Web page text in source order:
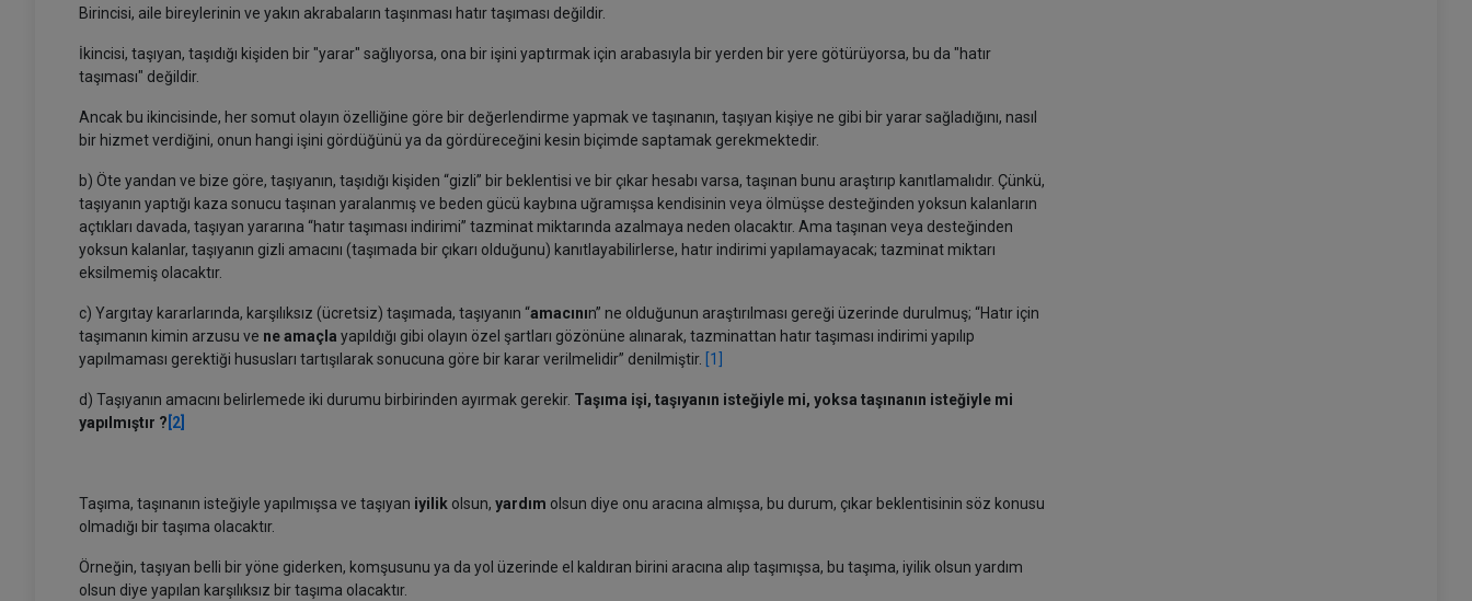
Birincisi, aile bireylerinin ve yakın akrabaların taşınması hatır taşıması değildir.
İkincisi, taşıyan, taşıdığı kişiden bir "yarar" sağlıyorsa, ona bir işini yaptırmak için arabasıyla bir yerden bir yere götürüyorsa, bu da "hatır
taşıması" değildir.
Ancak bu ikincisinde, her somut olayın özelliğine göre bir değerlendirme yapmak ve taşınanın, taşıyan kişiye ne gibi bir yarar sağladığını, nasıl
bir hizmet verdiğini, onun hangi işini gördüğünü ya da gördüreceğini kesin biçimde saptamak gerekmektedir.
b) Öte yandan ve bize göre, taşıyanın, taşıdığı kişiden “gizli” bir beklentisi ve bir çıkar hesabı varsa, taşınan bunu araştırıp kanıtlamalıdır. Çünkü,
taşıyanın yaptığı kaza sonucu taşınan yaralanmış ve beden gücü kaybına uğramışsa kendisinin veya ölmüşse desteğinden yoksun kalanların
açtıkları davada, taşıyan yararına “hatır taşıması indirimi” tazminat miktarında azalmaya neden olacaktır. Ama taşınan veya desteğinden
yoksun kalanlar, taşıyanın gizli amacını (taşımada bir çıkarı olduğunu) kanıtlayabilirlerse, hatır indirimi yapılamayacak; tazminat miktarı
eksilmemiş olacaktır.
c) Yargıtay kararlarında, karşılıksız (ücretsiz) taşımada, taşıyanın “amacının” ne olduğunun araştırılması gereği üzerinde durulmuş; “Hatır için
taşımanın kimin arzusu ve ne amaçla yapıldığı gibi olayın özel şartları gözönüne alınarak, tazminattan hatır taşıması indirimi yapılıp
yapılmaması gerektiği hususları tartışılarak sonucuna göre bir karar verilmelidir” denilmiştir. [1]
d) Taşıyanın amacını belirlemede iki durumu birbirinden ayırmak gerekir. Taşıma işi, taşıyanın isteğiyle mi, yoksa taşınanın isteğiyle mi
yapılmıştır ? [2]
Taşıma, taşınanın isteğiyle yapılmışsa ve taşıyan iyilik olsun, yardım olsun diye onu aracına almışsa, bu durum, çıkar beklentisinin söz konusu
olmadığı bir taşıma olacaktır.
Örneğin, taşıyan belli bir yöne giderken, komşusunu ya da yol üzerinde el kaldıran birini aracına alıp taşımışsa, bu taşıma, iyilik olsun yardım
olsun diye yapılan karşılıksız bir taşıma olacaktır.